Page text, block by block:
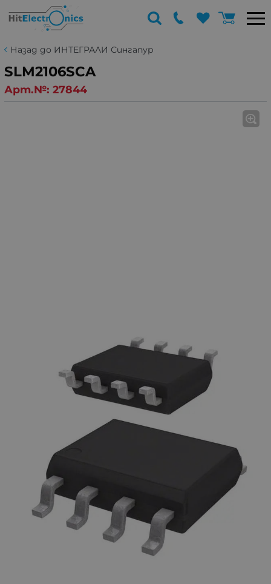
Назад до ИНТЕГРАЛИ Сингапур
SLM2106SCA
Арт.№: 27844